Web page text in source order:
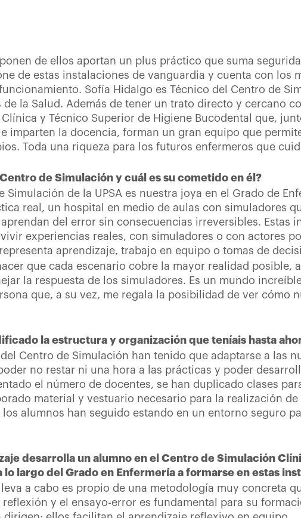
de ellos aportan un plus práctico que suma
de estas instalaciones de vanguardia y cuenta con los
Sofía Hidalgo es Técnico del Centro de
de la Salud. Además de tener un trato directo y cercano
y Técnico Superior de Higiene Bucodental que,
imparten la docencia, forman un gran equipo que
Toda una riqueza para los futuros enfermeros que
de Simulación y cuál es su cometido en él?
Simulación de la UPSA es nuestra joya en el Grado de
real, un hospital en medio de aulas con simuladores
del error sin consecuencias irreversibles. Estas
experiencias reales, con simuladores o con actores
aprendizaje, trabajo en equipo o tomas de
que cada escenario cobre la mayor realidad posible,
la respuesta de los simuladores. Es un mundo
que, a su vez, me regala la posibilidad de ver cómo
la estructura y organización que teníais hasta
Centro de Simulación han tenido que adaptarse a las
no restar ni una hora a las prácticas y poder
el número de docentes, se han duplicado clases
material y vestuario necesario para la realización de
alumnos han seguido estando en un entorno seguro
desarrolla un alumno en el Centro de Simulación
lo largo del Grado en Enfermería a formarse en estas
a cabo es propio de una metodología muy concreta
reflexión y el ensayo-error es fundamental para su